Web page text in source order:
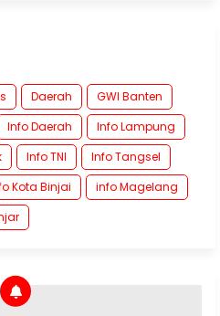
Daerah
GWI Banten
Info Daerah
Info Lampung
Info TNI
Info Tangsel
Kota Binjai
info Magelang